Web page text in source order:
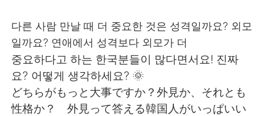
English 简体中文
繁體中文 Español
다른 사람 만날 때 더 중요한 것은 성격일까요? 외모
일까요? 연애에서 성격보다 외모가 더
중요하다고 하는 한국분들이 많다면서요! 진짜
요? 어떻게 생각하세요? 🌞
どちらがもっと大事ですか？外見か、それとも
性格か？ 外見って答える韓国人がいっぱいい